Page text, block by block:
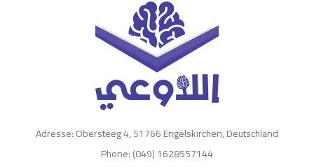
Adresse: Obersteeg 4, 51766 Engelskirchen, Deutschland
Phone: (049) 1628557144